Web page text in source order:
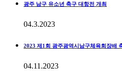
광주 남구 유소년 축구 대항전 개최
04.3.2023
2023 제1회 광주광역시남구체육회장배
04.11.2023